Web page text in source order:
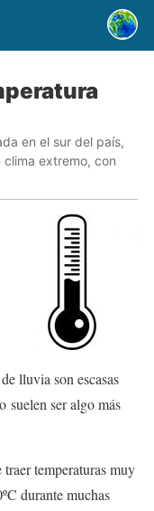
en el sur del país,
clima extremo, con
lluvia son escasas
suelen ser algo más
temperaturas muy
durante muchas